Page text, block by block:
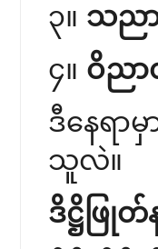
၃။ သညာ
၄။ ဝိညာ
ဒီနေရာ
သူလဲ။
ဒိဋ္ဌိဖြု